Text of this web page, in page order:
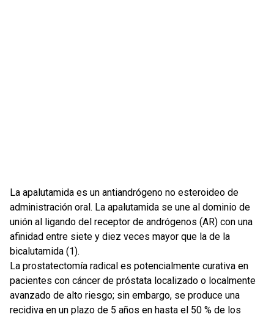
La apalutamida es un antiandrógeno no esteroideo de
administración oral. La apalutamida se une al dominio de
unión al ligando del receptor de andrógenos (AR) con una
afinidad entre siete y diez veces mayor que la de la
bicalutamida (1).
La prostatectomía radical es potencialmente curativa en
pacientes con cáncer de próstata localizado o localmente
avanzado de alto riesgo; sin embargo, se produce una
recidiva en un plazo de 5 años en hasta el 50 % de los